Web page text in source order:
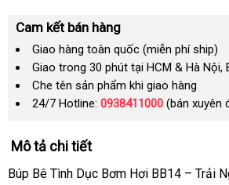
Cam kết bán hàng
Giao hàng toàn quốc (miễn phí ship)
Giao trong 30 phút tại HCM & Hà Nội,
Che tên sản phẩm khi giao hàng
24/7 Hotline: 0938411000 (bán xuyên
Mô tả chi tiết
Búp Bê Tình Dục Bơm Hơi BB14 – Trải